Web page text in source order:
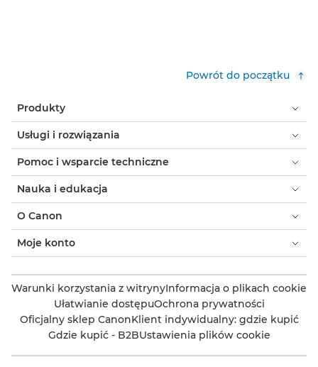
Powrót do początku
Produkty
Usługi i rozwiązania
Pomoc i wsparcie techniczne
Nauka i edukacja
O Canon
Moje konto
Warunki korzystania z witrynyInformacja o plikach cookie
Ułatwianie dostępuOchrona prywatności
Oficjalny sklep CanonKlient indywidualny: gdzie kupić
Gdzie kupić - B2BUstawienia plików cookie